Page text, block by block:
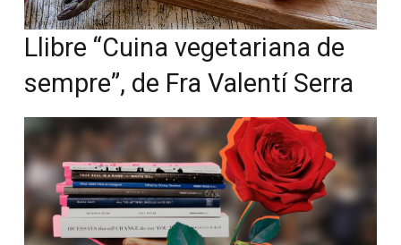
Llibre “Cuina vegetariana de
sempre”, de Fra Valentí Serra